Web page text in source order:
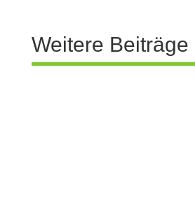
Weitere Beiträge